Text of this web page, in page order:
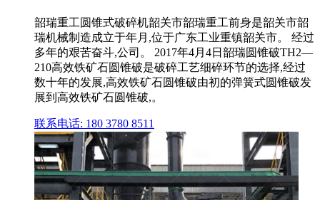
韶瑞重工圆锥式破碎机韶关市韶瑞重工前身是韶关市韶
瑞机械制造成立于年月,位于广东工业重镇韶关市。 经过
多年的艰苦奋斗,公司。 2017年4月4日韶瑞圆锥破TH2—
210高效铁矿石圆锥破是破碎工艺细碎环节的选择,经过
数十年的发展,高效铁矿石圆锥破由初的弹簧式圆锥破发
展到高效铁矿石圆锥破,。
联系电话: 180 3780 8511